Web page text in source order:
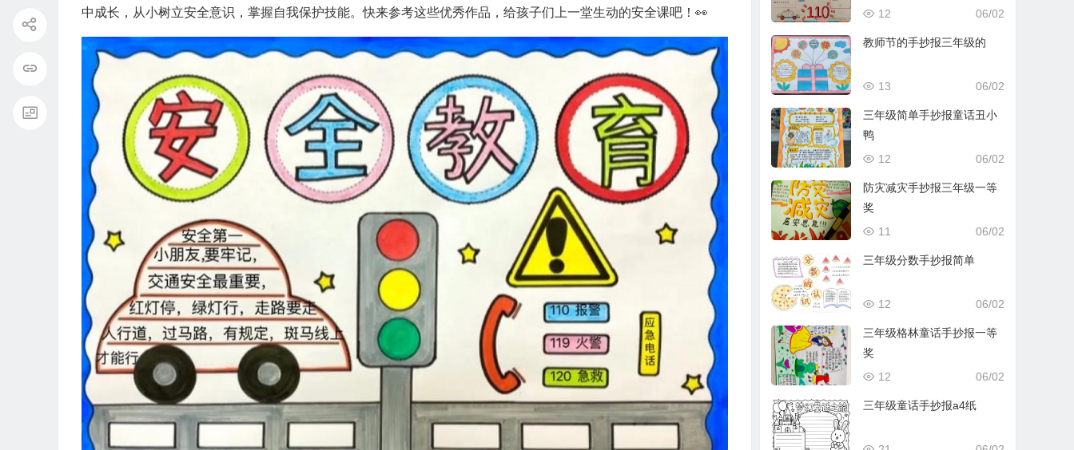
中成长，从小树立安全意识，掌握自我保护技能。快来参考这些优秀作品，给孩子们上一堂生动的安全课吧！👀
06/02
12
教师节的手抄报三年级的
06/02
13
三年级简单手抄报童话丑小
鸭
06/02
12
防灾减灾手抄报三年级一等
奖
06/02
11
三年级分数手抄报简单
06/02
12
三年级格林童话手抄报一等
奖
06/02
12
三年级童话手抄报a4纸